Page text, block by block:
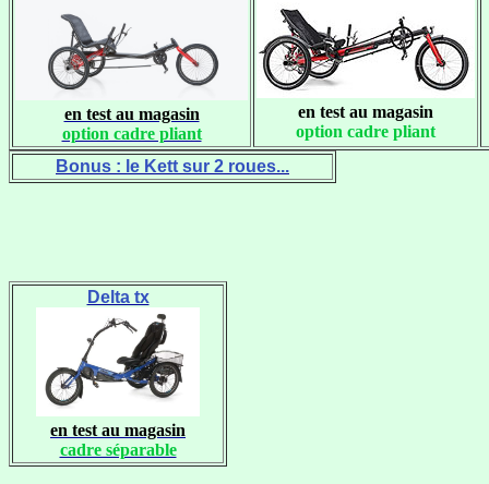
en test au magasin
option cadre pliant
en test au magasin
option cadre pliant
Bonus : le Kett sur 2 roues...
Delta tx
en test au magasin
cadre séparable